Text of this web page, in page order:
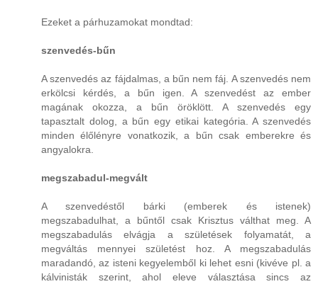
Ezeket a párhuzamokat mondtad:
szenvedés-bűn
A szenvedés az fájdalmas, a bűn nem fáj. A szenvedés nem
erkölcsi kérdés, a bűn igen. A szenvedést az ember
magának okozza, a bűn öröklött. A szenvedés egy
tapasztalt dolog, a bűn egy etikai kategória. A szenvedés
minden élőlényre vonatkozik, a bűn csak emberekre és
angyalokra.
megszabadul-megvált
A szenvedéstől bárki (emberek és istenek)
megszabadulhat, a bűntől csak Krisztus válthat meg. A
megszabadulás elvágja a születések folyamatát, a
megváltás mennyei születést hoz. A megszabadulás
maradandó, az isteni kegyelemből ki lehet esni (kivéve pl. a
kálvinisták szerint, ahol eleve választása sincs az